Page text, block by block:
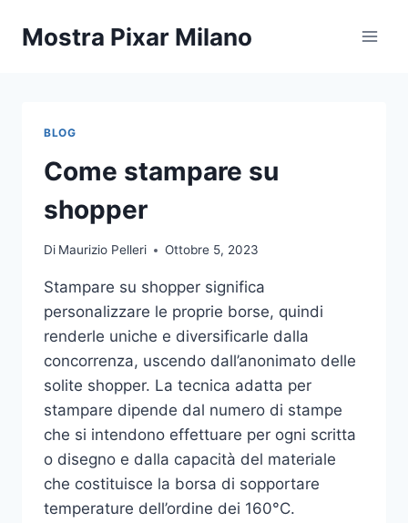
Mostra Pixar Milano
BLOG
Come stampare su
shopper
Di Maurizio Pelleri Ottobre 5, 2023
Stampare su shopper significa
personalizzare le proprie borse, quindi
renderle uniche e diversificarle dalla
concorrenza, uscendo dall’anonimato delle
solite shopper. La tecnica adatta per
stampare dipende dal numero di stampe
che si intendono effettuare per ogni scritta
o disegno e dalla capacità del materiale
che costituisce la borsa di sopportare
temperature dell’ordine dei 160°C.